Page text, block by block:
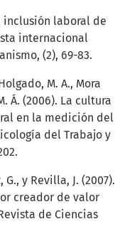
inclusión laboral de
internacional
(2), 69-83.
M. A., Mora
Á. (2006). La cultura
en la medición del
del Trabajo y
y Revilla, J. (2007).
creador de valor
de Ciencias